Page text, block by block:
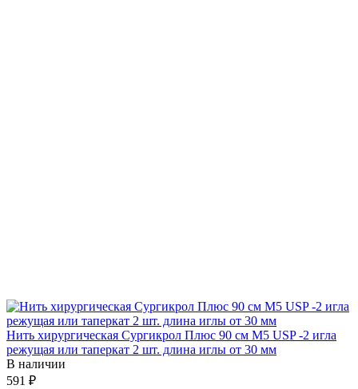
Нить хирургическая Сургикрол Плюс 90 см М5 USP -2 игла
режущая или таперкат 2 шт. длина иглы от 30 мм
В наличии
591 ₽